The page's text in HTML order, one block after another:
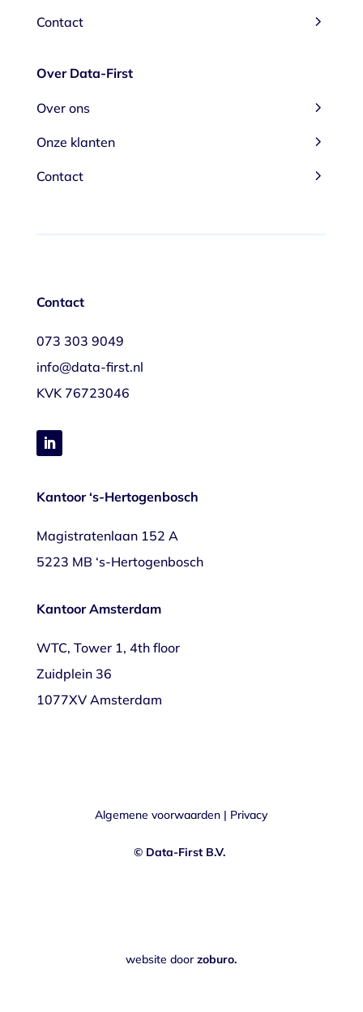
Contact 5
Over Data-First
Over ons 5
Onze klanten 5
Contact 5
Contact
073 303 9049
info@data-first.nl
KVK 76723046
Kantoor ‘s-Hertogenbosch
Magistratenlaan 152 A
5223 MB ‘s-Hertogenbosch
Kantoor Amsterdam
WTC, Tower 1, 4th floor
Zuidplein 36
1077XV Amsterdam
Algemene voorwaarden | Privacy
© Data-First B.V.
website doorzoburo.